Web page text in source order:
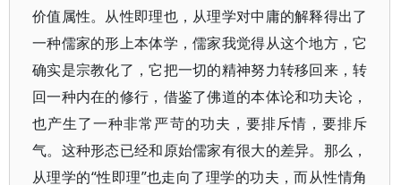
价值属性。从性即理也，从理学对中庸的解释得出了
一种儒家的形上本体学，儒家我觉得从这个地方，它
确实是宗教化了，它把一切的精神努力转移回来，转
回一种内在的修行，借鉴了佛道的本体论和功夫论，
也产生了一种非常严苛的功夫，要排斥情，要排斥
气。这种形态已经和原始儒家有很大的差异。那么，
从理学的“性即理”也走向了理学的功夫，而从性情角